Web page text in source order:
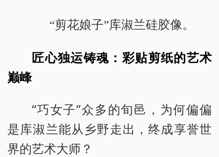
“剪花娘子”库淑兰硅胶像。
匠心独运铸魂：彩贴剪纸的艺术
巅峰
“巧女子”众多的旬邑，为何偏偏
是库淑兰能从乡野走出，终成享誉世
界的艺术大师？